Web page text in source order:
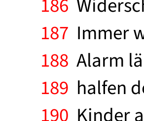
186
187 Immer
188 Alarm
189 halfen